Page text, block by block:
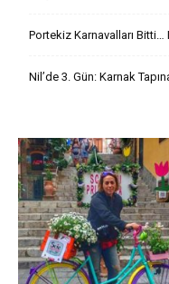
Portekiz Karnavalları Bitti…
Nil’de 3. Gün: Karnak